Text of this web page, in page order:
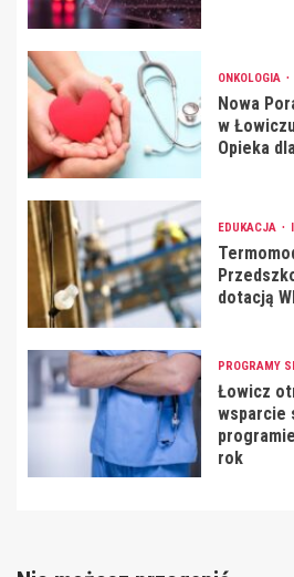
ONKOLOGIA
Nowa
w
Opieka
EDUKACJA
dotacją
PROGRAMY
Łowicz
wsparcie
rok